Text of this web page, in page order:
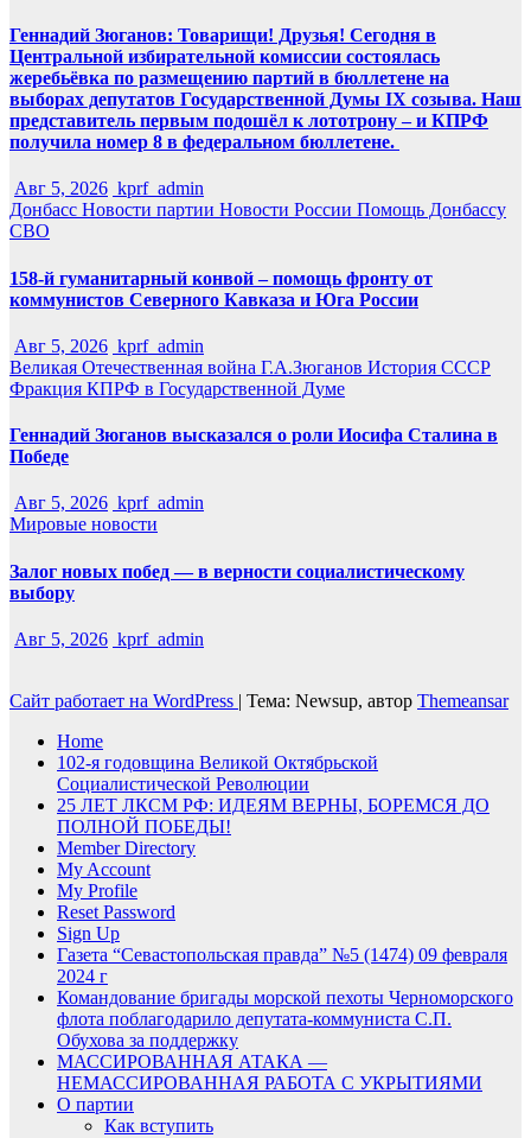
Геннадий Зюганов: Товарищи! Друзья! Сегодня в
Центральной избирательной комиссии состоялась
жеребьёвка по размещению партий в бюллетене на
выборах депутатов Государственной Думы IX созыва. Наш
представитель первым подошёл к лототрону – и КПРФ
получила номер 8 в федеральном бюллетене.
Авг 5, 2026 kprf_admin
Донбасс Новости партии Новости России Помощь Донбассу
СВО
158-й гуманитарный конвой – помощь фронту от
коммунистов Северного Кавказа и Юга России
Авг 5, 2026 kprf_admin
Великая Отечественная война Г.А.Зюганов История СССР
Фракция КПРФ в Государственной Думе
Геннадий Зюганов высказался о роли Иосифа Сталина в
Победе
Авг 5, 2026 kprf_admin
Мировые новости
Залог новых побед — в верности социалистическому
выбору
Авг 5, 2026 kprf_admin
Сайт работает на WordPress | Тема: Newsup, автор Themeansar
Home
102-я годовщина Великой Октябрьской
Социалистической Революции
25 ЛЕТ ЛКСМ РФ: ИДЕЯМ ВЕРНЫ, БОРЕМСЯ ДО
ПОЛНОЙ ПОБЕДЫ!
Member Directory
My Account
My Profile
Reset Password
Sign Up
Газета “Севастопольская правда” №5 (1474) 09 февраля
2024 г
Командование бригады морской пехоты Черноморского
флота поблагодарило депутата-коммуниста С.П.
Обухова за поддержку
МАССИРОВАННАЯ АТАКА —
НЕМАССИРОВАННАЯ РАБОТА С УКРЫТИЯМИ
О партии
Как вступить